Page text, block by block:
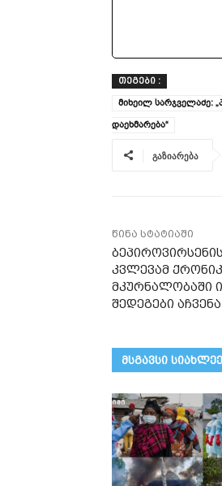
ᲗᲔᲒᲔᲑᲘ :
მიხეილ სარჯველაძე:
დაეხმარება“
გაზიარება
წინა სტატიაში
კვლევამ
მკურნალობაში
შედეგები აჩვენა
მსგავსი